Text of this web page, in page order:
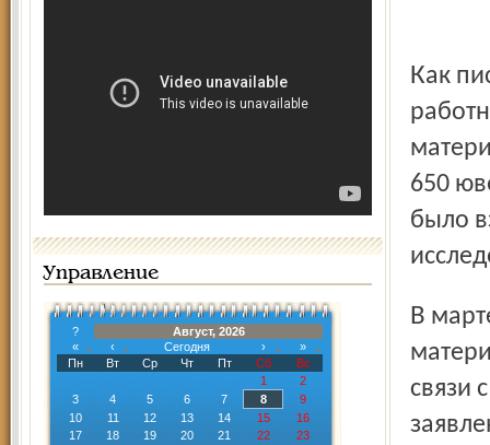
Управление
?
Август, 2026
«
‹ Сегодня ›
»
Пн
Вт Ср Чт Пт Сб
Вс
1
2
3
4 5 6 7 8
9
10
11 12 13 14 15
16
17
18 19 20 21 22
23
Как писал «Северный край», 25 декабря 2002 года
650
было
В марте Олег Виноградов, представляющий интересы
связи